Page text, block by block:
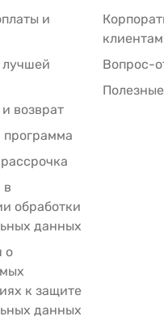
16 дюймов. Для
Вы
грейдинг в
— вот она,
обработкой
уровень
и
лучшей
возврат
программа
в
обработки
данных
о
к защите
данных
клиентам
Вопрос-